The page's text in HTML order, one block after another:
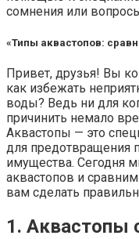
сомнения или
«Типы аквастопов:
Привет, друзья! Вы
как избежать
воды? Ведь ни для
причинить немало
Аквастопы — это
для предотвращения
имущества. Сегодня
аквастопов и
вам сделать
1. Аквастопы